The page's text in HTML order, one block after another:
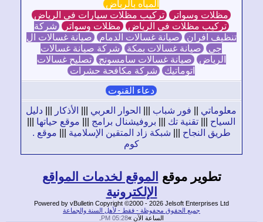
المياه بالرياض
وسواتر تركيب مظلات سيارات في الرياض
تركيب مظلات في الرياض
مظلات وسواتر شركة
افران صيانة غسالات الدمام صيانة غسالات ال
صيانة غسالات بمكة شركة صيانة غسالات
صيانة غسالات سامسونج تصليح غسالات
شركة مكافحة حشرات
دعاء القنوت
||فور شباب||| الحوار العربي |||الأذكار
دليل
|||تقنية تك |||بروفيشنال برامج||| موقع حياتها|||
النجاح||| شبكة زاد المتقين الإسلامية |||موقع .
تطوير موقع الموقع لخدمات المواقع
الإلكترونية
Powered by vBulletin Copyright ©2000 - 2026 Jelsoft Enterprises Ltd
جميع الحقوق محفوظة - فقط - لأهل السنة والجماعة
الساعة الآن »05:28 PM
.